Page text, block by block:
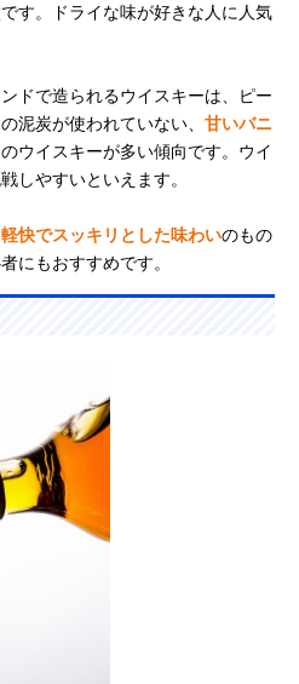
す。ドライな味が好きな人に人気
ドで造られるウイスキーは、ピー
泥炭が使われていない、 甘いバニ
のウイスキーが多い傾向です。ウイ
しやすいといえます。
軽快でスッキリとした味わいのもの
にもおすすめです。